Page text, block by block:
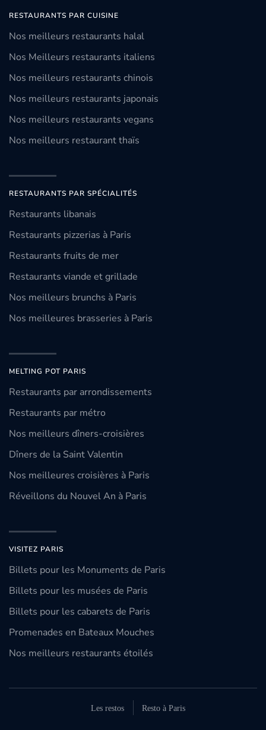
RESTAURANTS PAR CUISINE
Nos meilleurs restaurants halal
Nos Meilleurs restaurants italiens
Nos meilleurs restaurants chinois
Nos meilleurs restaurants japonais
Nos meilleurs restaurants vegans
Nos meilleurs restaurant thaïs
RESTAURANTS PAR SPÉCIALITÉS
Restaurants libanais
Restaurants pizzerias à Paris
Restaurants fruits de mer
Restaurants viande et grillade
Nos meilleurs brunchs à Paris
Nos meilleures brasseries à Paris
MELTING POT PARIS
Restaurants par arrondissements
Restaurants par métro
Nos meilleurs dîners-croisières
Dîners de la Saint Valentin
Nos meilleures croisières à Paris
Réveillons du Nouvel An à Paris
VISITEZ PARIS
Billets pour les Monuments de Paris
Billets pour les musées de Paris
Billets pour les cabarets de Paris
Promenades en Bateaux Mouches
Nos meilleurs restaurants étoilés
Les restos Resto à Paris